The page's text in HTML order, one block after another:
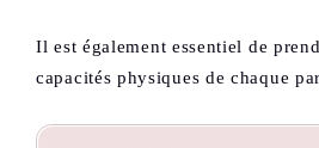
Il est également essentiel de
capacités physiques de chaque